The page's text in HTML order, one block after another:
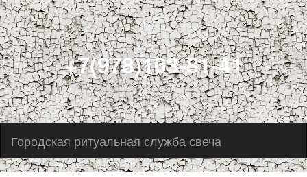
+7(978)103-81-41
Городская ритуальная служба свеча